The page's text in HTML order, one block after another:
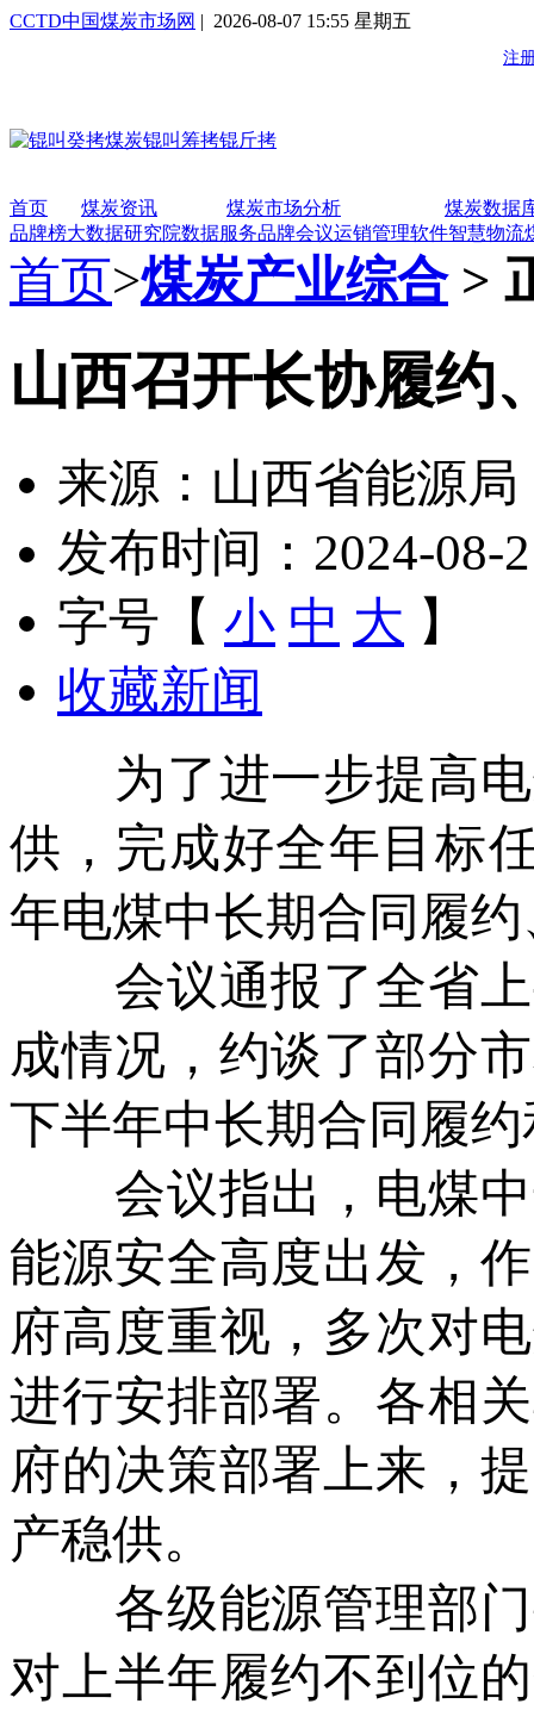
CCTD中国煤炭市场网 | 2026-08-07 15:55 星期五
首页 煤炭资讯 煤炭市场分析
煤炭数据
品牌榜大数据研究院数据服务品牌会议运销管理软件智慧物流
首页>煤炭产业综合>
山西召开长协履约
来源：山西省能源局
发布时间：2024-08-
字号【 小 中 大 】
收藏新闻
为了进一步提高电
供，完成好全年目标
年电煤中长期合同履
会议通报了全省上
成情况，约谈了部分
下半年中长期合同履
会议指出，电煤中
能源安全高度出发，
府高度重视，多次对
进行安排部署。各相
府的决策部署上来，
产稳供。
各级能源管理部门
对上半年履约不到位